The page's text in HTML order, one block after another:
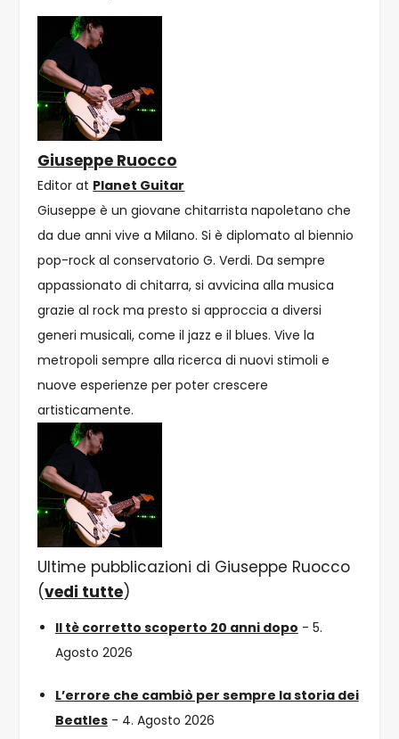
Giuseppe Ruocco
Editor at Planet Guitar
Giuseppe è un giovane chitarrista napoletano che
da due anni vive a Milano. Si è diplomato al biennio
pop-rock al conservatorio G. Verdi. Da sempre
appassionato di chitarra, si avvicina alla musica
grazie al rock ma presto si approccia a diversi
generi musicali, come il jazz e il blues. Vive la
metropoli sempre alla ricerca di nuovi stimoli e
nuove esperienze per poter crescere
artisticamente.
Ultime pubblicazioni di Giuseppe Ruocco
(vedi tutte)
Il tè corretto scoperto 20 anni dopo - 5.
Agosto 2026
L’errore che cambiò per sempre la storia dei
Beatles- 4. Agosto 2026